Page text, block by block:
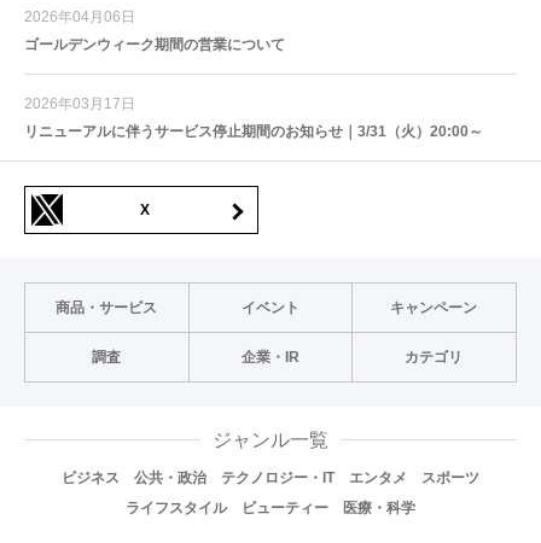
2026年04月06日
ゴールデンウィーク期間の営業について
2026年03月17日
リニューアルに伴うサービス停止期間のお知らせ｜3/31（火）20:00～
X
商品・サービス イベント キャンペーン
調査 企業・IR カテゴリ
ジャンル一覧
ビジネス 公共・政治 テクノロジー・IT エンタメ
スポーツ
ライフスタイル
ビューティー 医療・科学